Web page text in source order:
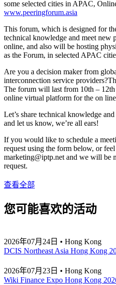
some selected cities in APAC,
www.peeringforum.asia
This forum, which is designed for
technical knowledge and meet new
online, and also will be hosting
as the Forum, in selected APAC
Are you a decision maker from
interconnection service
The forum will last from 10th –
online virtual platform for the on line
Let’s share technical knowledge
and let us know, we’re all ears!
If you would like to schedule a
request using the form below, or
marketing
iptp.net and we will be
request.
查看全部
您可能喜欢的活动
2026年07月24日 • Hong Kong
DCIS Northeast Asia Hong Kong
2026年07月23日 • Hong Kong
Wiki Finance Expo Hong Kong